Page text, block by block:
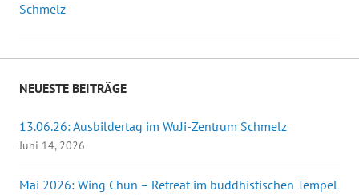
Navigation
Schmelz
NEUESTE BEITRÄGE
13.06.26: Ausbildertag im WuJi-Zentrum Schmelz
Juni 14, 2026
Mai 2026: Wing Chun – Retreat im buddhistischen Tempel